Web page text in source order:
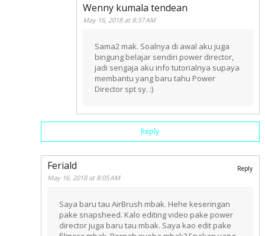
Wenny kumala tendean
May 16, 2018 at 8:37 AM
Sama2 mak. Soalnya di awal aku juga
bingung belajar sendiri power director,
jadi sengaja aku info tutorialnya supaya
membantu yang baru tahu Power
Director spt sy. :)
Reply
Feriald
May 16, 2018 at 8:05 AM
Saya baru tau AirBrush mbak. Hehe keseringan
pake snapsheed. Kalo editing video pake power
director juga baru tau mbak. Saya kao edit pake
Reply